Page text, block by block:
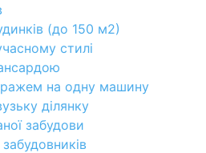
(до 150 м2)
стилі
на одну машину
ділянку
забудови